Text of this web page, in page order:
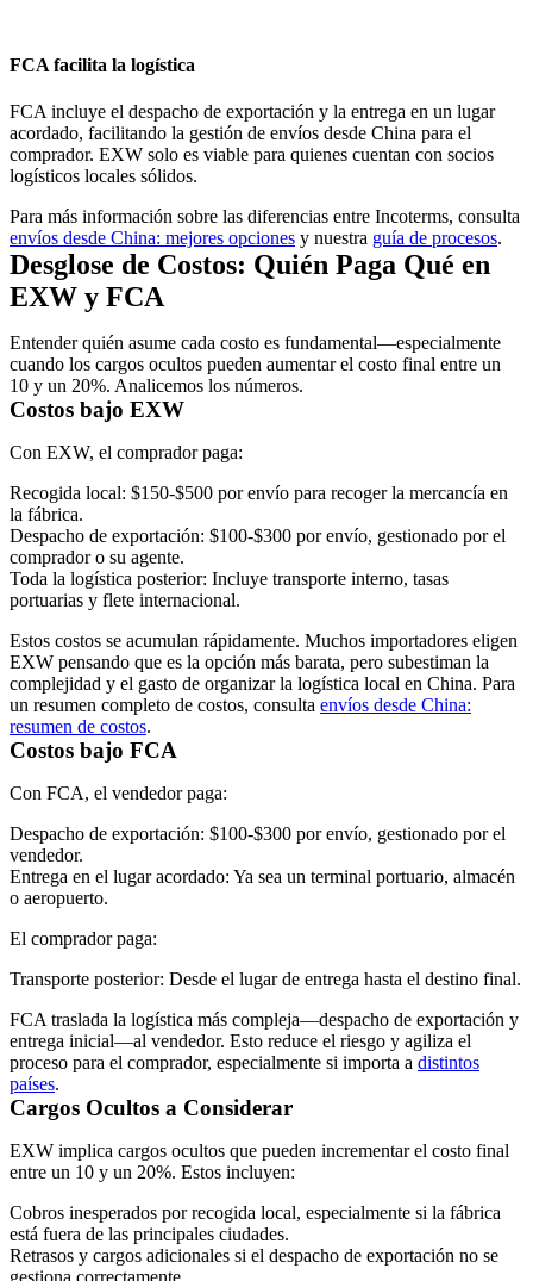
FCA facilita la logística
FCA incluye el despacho de exportación y la entrega en un lugar
acordado, facilitando la gestión de envíos desde China para el
comprador. EXW solo es viable para quienes cuentan con socios
logísticos locales sólidos.
Para más información sobre las diferencias entre Incoterms, consulta
envíos desde China: mejores opciones y nuestra guía de procesos.
Desglose de Costos: Quién Paga Qué en
EXW y FCA
Entender quién asume cada costo es fundamental—especialmente
cuando los cargos ocultos pueden aumentar el costo final entre un
10 y un 20%. Analicemos los números.
Costos bajo EXW
Con EXW, el comprador paga:
Recogida local: $150-$500 por envío para recoger la mercancía en
la fábrica.
Despacho de exportación: $100-$300 por envío, gestionado por el
comprador o su agente.
Toda la logística posterior: Incluye transporte interno, tasas
portuarias y flete internacional.
Estos costos se acumulan rápidamente. Muchos importadores eligen
EXW pensando que es la opción más barata, pero subestiman la
complejidad y el gasto de organizar la logística local en China. Para
un resumen completo de costos, consulta envíos desde China:
resumen de costos.
Costos bajo FCA
Con FCA, el vendedor paga:
Despacho de exportación: $100-$300 por envío, gestionado por el
vendedor.
Entrega en el lugar acordado: Ya sea un terminal portuario, almacén
o aeropuerto.
El comprador paga:
Transporte posterior: Desde el lugar de entrega hasta el destino final.
FCA traslada la logística más compleja—despacho de exportación y
entrega inicial—al vendedor. Esto reduce el riesgo y agiliza el
proceso para el comprador, especialmente si importa a distintos
países.
Cargos Ocultos a Considerar
EXW implica cargos ocultos que pueden incrementar el costo final
entre un 10 y un 20%. Estos incluyen:
Cobros inesperados por recogida local, especialmente si la fábrica
está fuera de las principales ciudades.
Retrasos y cargos adicionales si el despacho de exportación no se
gestiona correctamente.